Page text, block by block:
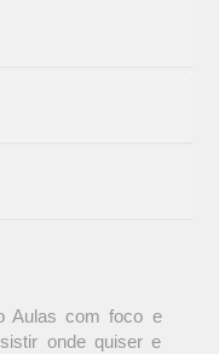
Aulas com foco e
onde quiser e